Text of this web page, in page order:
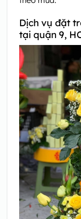
Dịch vụ đặt
tại quận 9,